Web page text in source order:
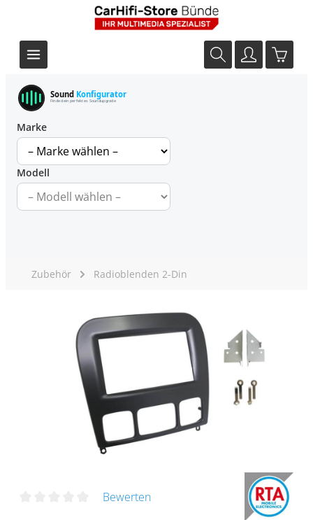
Sound Konfigurator
Finde dein perfektes Soundupgrade
Marke
Modell
Zubehör Radioblenden 2-Din
Bewerten